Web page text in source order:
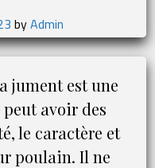
utilisateurs
au
Royaume-
Uni ?
byAdmin
jument est une
avoir des
le caractère et
poulain. Il ne